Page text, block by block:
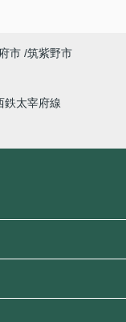
市 筑紫野市
鉄太宰府線